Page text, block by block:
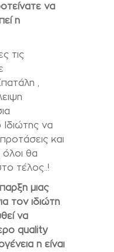
να
η
τις
,
να
και
όλοι θα
τέλος..!
μιας
τον ιδιώτη
να
quality
η είναι